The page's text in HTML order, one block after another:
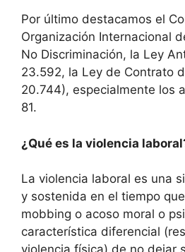
Por último destacamos el
Organización Internacional
No Discriminación, la Ley
23.592, la Ley de Contrato
20.744), especialmente los
81.
¿Qué es la violencia
La violencia laboral es una
y sostenida en el tiempo
mobbing o acoso moral o
característica diferencial
violencia física) de no dejar